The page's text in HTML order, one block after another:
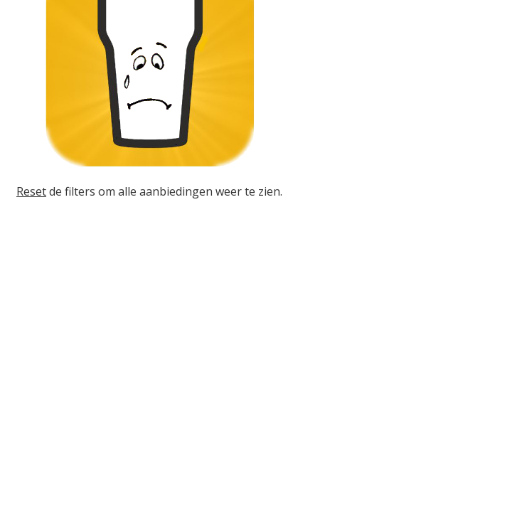
Resetde filters om alle aanbiedingen weer te zien.